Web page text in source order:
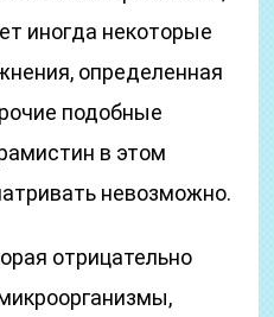
иногда некоторые
определенная
подобные
в этом
невозможно.
отрицательно